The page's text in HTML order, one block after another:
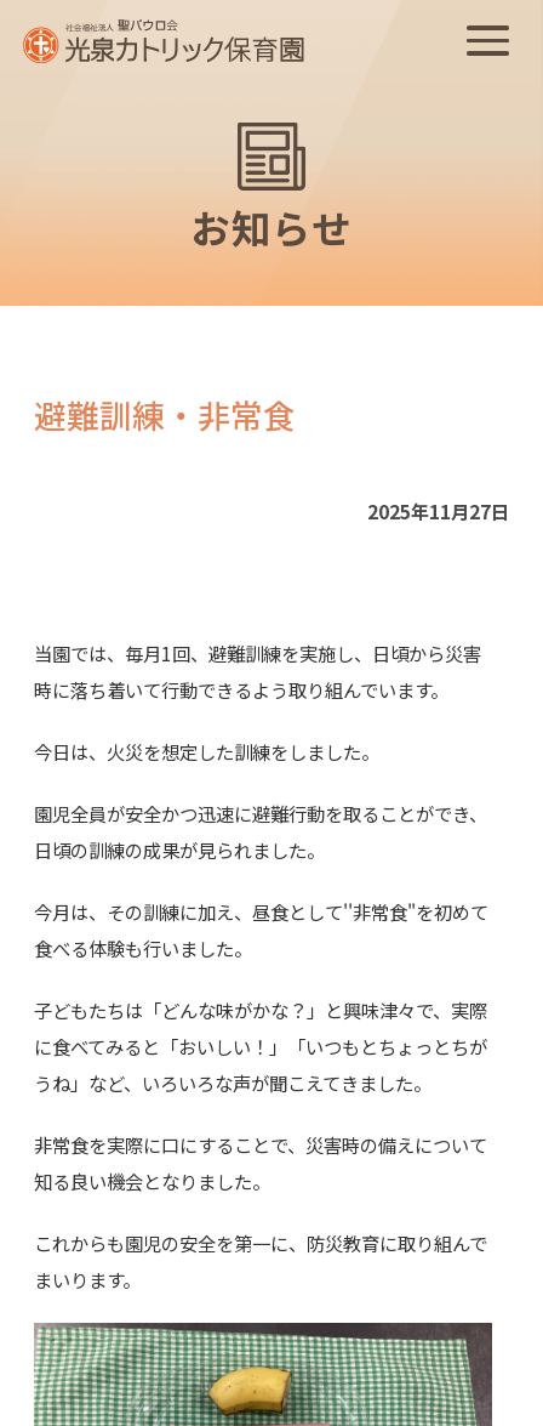
お知らせ
避難訓練・非常食
2025年11月27日
当園では、毎月1回、避難訓練を実施し、日頃から災害
時に落ち着いて行動できるよう取り組んでいます。
今日は、火災を想定した訓練をしました。
園児全員が安全かつ迅速に避難行動を取ることができ、
日頃の訓練の成果が見られました。
今月は、その訓練に加え、昼食として''非常食"を初めて
食べる体験も行いました。
子どもたちは「どんな味がかな？」と興味津々で、実際
に食べてみると「おいしい！」「いつもとちょっとちが
うね」など、いろいろな声が聞こえてきました。
非常食を実際に口にすることで、災害時の備えについて
知る良い機会となりました。
これからも園児の安全を第一に、防災教育に取り組んで
まいります。